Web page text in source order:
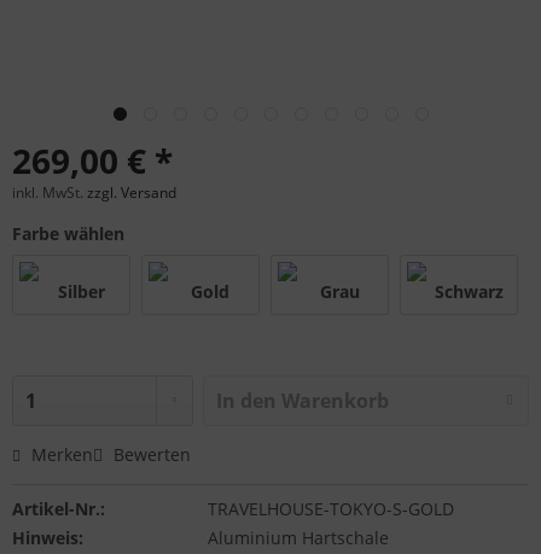
269,00 € *
inkl. MwSt. zzgl. Versand
Farbe wählen
In den Warenkorb
Merken Bewerten
Artikel-Nr.:
TRAVELHOUSE-TOKYO-S-GOLD
Hinweis:
Aluminium Hartschale